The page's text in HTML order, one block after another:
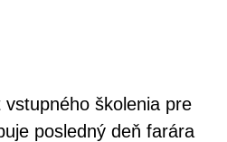
školenia pre
posledný deň farára